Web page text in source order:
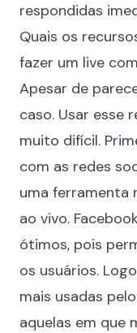
respondidas
Quais os
fazer um live
Apesar de
caso. Usar esse
muito difícil.
com as redes
uma ferramenta
ao vivo.
ótimos, pois
os usuários.
mais usadas
aquelas em que